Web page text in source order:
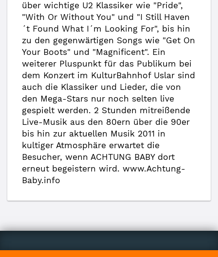
über wichtige U2 Klassiker wie "Pride",
"With Or Without You" und "I Still Haven
´t Found What I´m Looking For", bis hin
zu den gegenwärtigen Songs wie "Get On
Your Boots" und "Magnificent". Ein
weiterer Pluspunkt für das Publikum bei
dem Konzert im KulturBahnhof Uslar sind
auch die Klassiker und Lieder, die von
den Mega-Stars nur noch selten live
gespielt werden. 2 Stunden mitreißende
Live-Musik aus den 80ern über die 90er
bis hin zur aktuellen Musik 2011 in
kultiger Atmosphäre erwartet die
Besucher, wenn ACHTUNG BABY dort
erneut begeistern wird. www.Achtung-
Baby.info